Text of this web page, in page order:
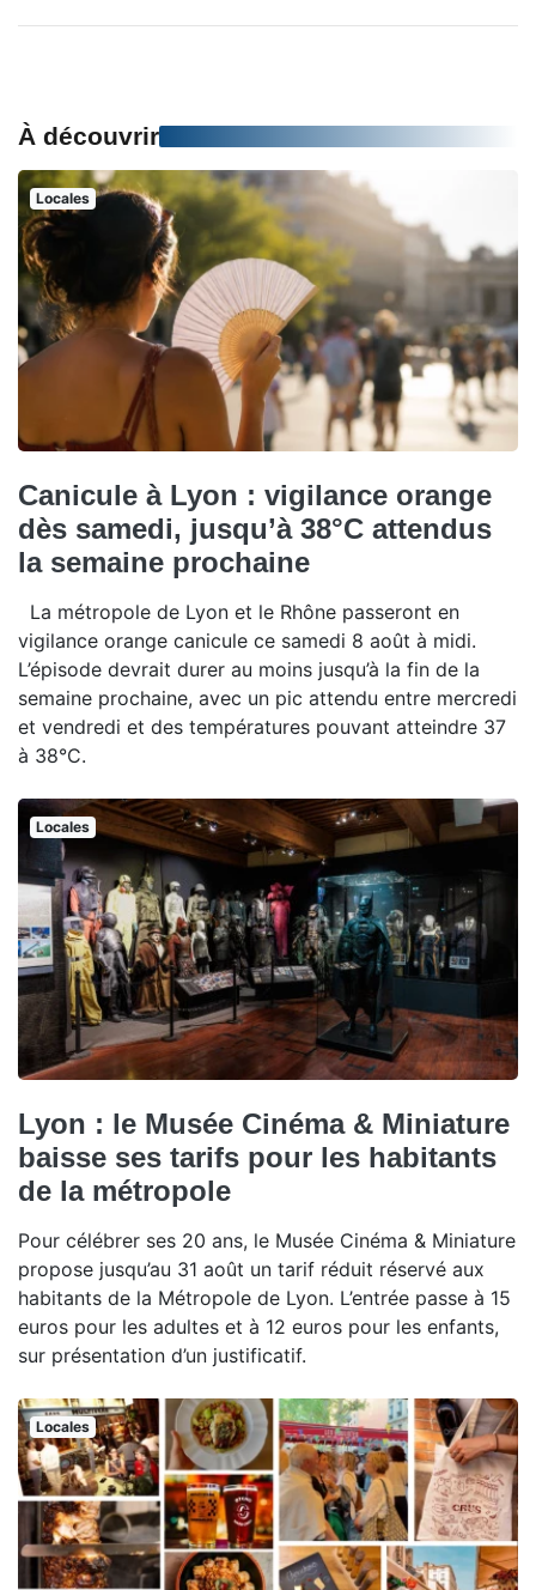
À découvrir
Locales
Canicule à Lyon : vigilance orange
dès samedi, jusqu’à 38°C attendus
la semaine prochaine
La métropole de Lyon et le Rhône passeront en
vigilance orange canicule ce samedi 8 août à midi.
L’épisode devrait durer au moins jusqu’à la fin de la
semaine prochaine, avec un pic attendu entre mercredi
et vendredi et des températures pouvant atteindre 37
à 38°C.
Locales
Lyon : le Musée Cinéma & Miniature
baisse ses tarifs pour les habitants
de la métropole
Pour célébrer ses 20 ans, le Musée Cinéma & Miniature
propose jusqu’au 31 août un tarif réduit réservé aux
habitants de la Métropole de Lyon. L’entrée passe à 15
euros pour les adultes et à 12 euros pour les enfants,
sur présentation d’un justificatif.
Locales